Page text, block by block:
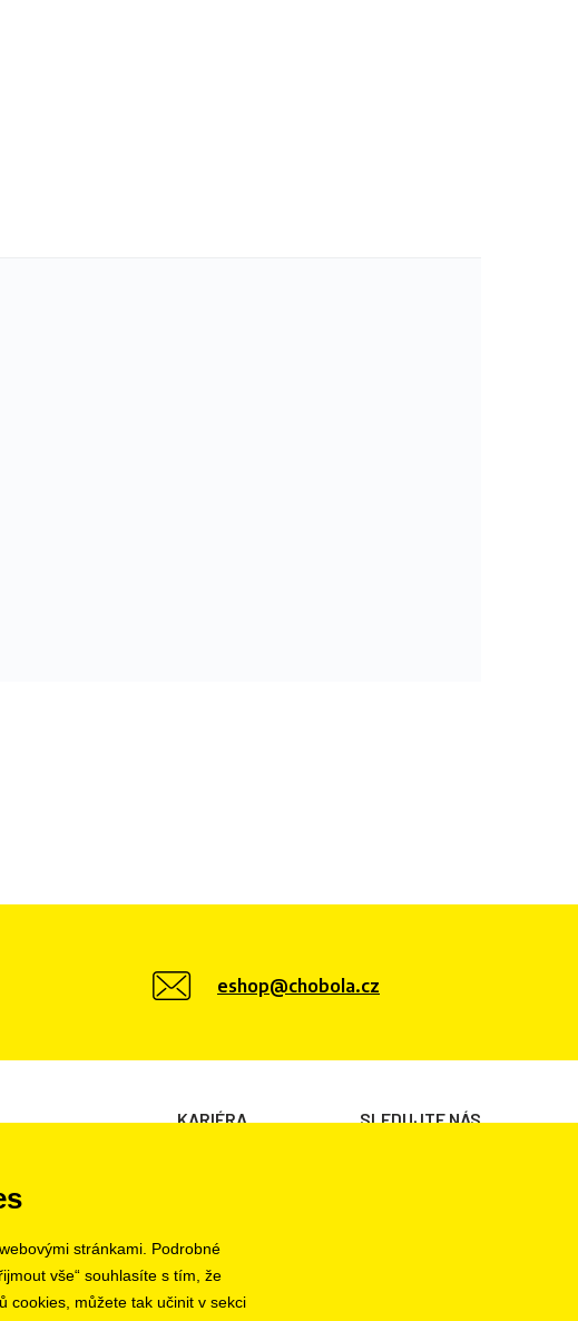
eshop@chobola.cz
Liberec
Bratislava
KARIÉRA SLEDUJTE NÁS
stránkami. Podrobné
vše“ souhlasíte s tím, že
cookies, můžete tak učinit v sekci